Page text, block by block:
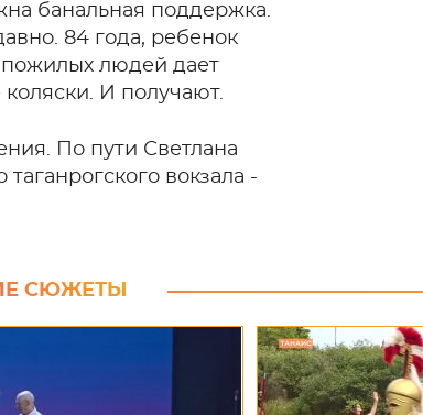
банальная поддержка.
84 года, ребенок
пожилых людей дает
И получают.
По пути Светлана
вокзала -
СЮЖЕТЫ